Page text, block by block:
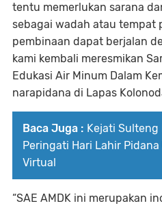
tentu memerlukan sarana
sebagai wadah atau tempat
pembinaan dapat berjalan
kami kembali meresmikan
Edukasi Air Minum Dalam
narapidana di Lapas
Baca Juga : Kejati Sulteng
Peringati Hari Lahir Pidana
Virtual
“SAE AMDK ini merupakan